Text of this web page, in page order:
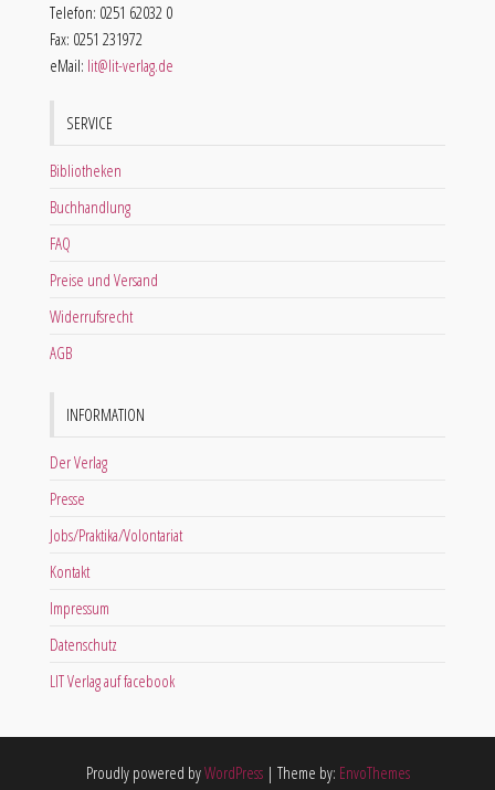
Telefon: 0251 62032 0
Fax: 0251 231972
eMail: lit@lit-verlag.de
SERVICE
Bibliotheken
Buchhandlung
FAQ
Preise und Versand
Widerrufsrecht
AGB
INFORMATION
Der Verlag
Presse
Jobs/Praktika/Volontariat
Kontakt
Impressum
Datenschutz
LIT Verlag auf facebook
Proudly powered byWordPress | Theme by: EnvoThemes